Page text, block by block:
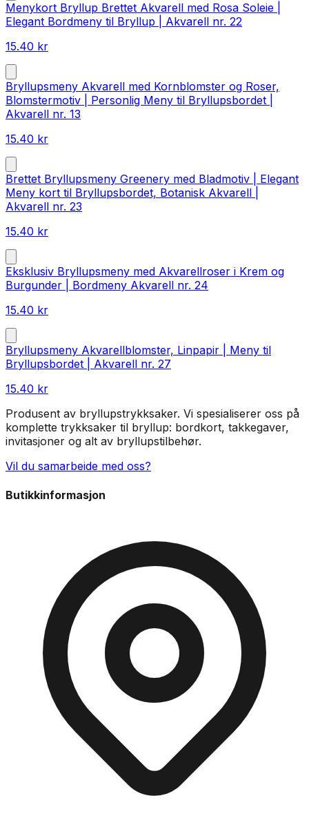
Menykort Bryllup Brettet Akvarell med Rosa Soleie |
Elegant Bordmeny til Bryllup | Akvarell nr. 22
15.40 kr
Bryllupsmeny Akvarell med Kornblomster og Roser,
Blomstermotiv | Personlig Meny til Bryllupsbordet |
Akvarell nr. 13
15.40 kr
Brettet Bryllupsmeny Greenery med Bladmotiv | Elegant
Meny kort til Bryllupsbordet, Botanisk Akvarell |
Akvarell nr. 23
15.40 kr
Eksklusiv Bryllupsmeny med Akvarellroser i Krem og
Burgunder | Bordmeny Akvarell nr. 24
15.40 kr
Bryllupsmeny Akvarellblomster, Linpapir | Meny til
Bryllupsbordet | Akvarell nr. 27
15.40 kr
Produsent av bryllupstrykksaker. Vi spesialiserer oss på
komplette trykksaker til bryllup: bordkort, takkegaver,
invitasjoner og alt av bryllupstilbehør.
Vil du samarbeide med oss?
Butikkinformasjon